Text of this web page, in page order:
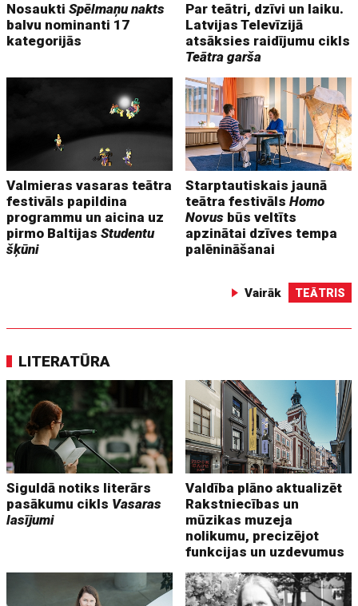
NosauktiSpēlmaņu nakts
balvu nominanti 17
kategorijās
Par teātri, dzīvi un laiku.
Latvijas Televīzijā
atsāksies raidījumu cikls
Teātra garša
Valmieras vasaras teātra
festivāls papildina
programmu un aicina uz
pirmo BaltijasStudentu
šķūni
Starptautiskais jaunā
teātra festivālsHomo
Novus būs veltīts
apzinātai dzīves tempa
palēnināšanai
Vairāk TEĀTRIS
LITERATŪRA
Siguldā notiks literārs
pasākumu cikls Vasaras
lasījumi
Valdība plāno aktualizēt
Rakstniecības un
mūzikas muzeja
nolikumu, precizējot
funkcijas un uzdevumus